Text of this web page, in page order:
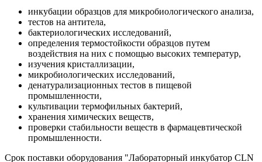
инкубации образцов для микробиологического анализа,
тестов на антитела,
бактериологических исследований,
определения термостойкости образцов путем
воздействия на них с помощью высоких температур,
изучения кристаллизации,
микробиологических исследований,
денатурализационных тестов в пищевой
промышленности,
культивации термофильных бактерий,
хранения химических веществ,
проверки стабильности веществ в фармацевтической
промышленности.
Срок поставки оборудования "Лабораторный инкубатор CLN